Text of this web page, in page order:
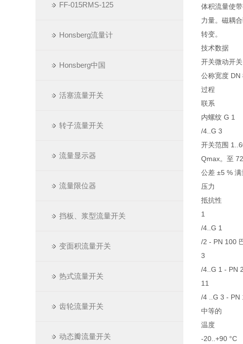
FF-015RMS-125
Honsberg流量计
Honsberg中国
活塞流量开关
转子流量开关
流量显示器
流量限位器
挡板、浆型流量开关
变面积流量开关
热式流量开关
齿轮流量开关
动态瓣流量开关
体积流量使
力量。磁耦
转变。
技术数据
开关微动开关
公称宽度 DN
过程
联系
内螺纹 G 1
/4..G 3
开关范围
Qmax。至
公差 ±5 % 满
压力
抵抗性
1
/4..G 1
/2 - PN 100
3
/4..G 1 - PN
11
/4 ..G 3 - PN
中等的
温度
-20..+90 °C